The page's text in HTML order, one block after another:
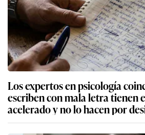
Los expertos en psicología
escriben con mala letra tienen
acelerado y no lo hacen por